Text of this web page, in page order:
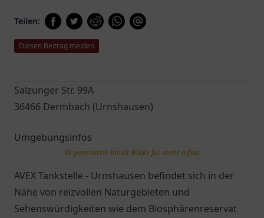
Teilen:
Diesen Beitrag melden
Salzunger Str. 99A
36466 Dermbach (Urnshausen)
Umgebungsinfos
KI generierter Inhalt (klicke für mehr Infos)
AVEX Tankstelle - Urnshausen befindet sich in der
Nähe von reizvollen Naturgebieten und
Sehenswürdigkeiten wie dem Biosphärenreservat